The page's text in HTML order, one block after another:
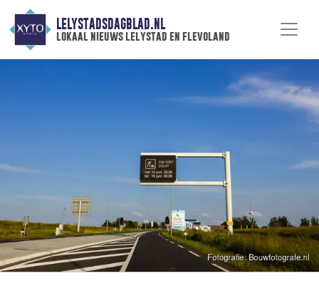
LELYSTADSDAGBLAD.NL
lokaal nieuws lelystad en flevoland